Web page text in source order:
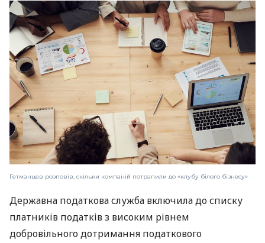
Гетманцев розповів, скільки компаній потрапили до «клубу білого бізнесу»
Державна податкова служба включила до списку
платників податків з високим рівнем
добровільного дотримання податкового